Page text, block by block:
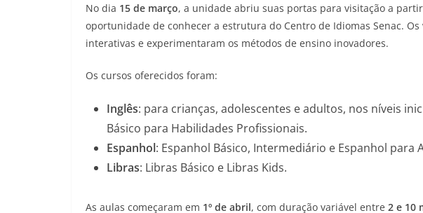
No dia 15 de março, a unidade abriu suas portas para visitação a
oportunidade de conhecer a estrutura do Centro de Idiomas Senac.
interativas e experimentaram os métodos de ensino inovadores.
Os cursos oferecidos foram:
Inglês: para crianças, adolescentes e adultos, nos níveis
Básico para Habilidades Profissionais.
Espanhol: Espanhol Básico, Intermediário e Espanhol para
Libras: Libras Básico e Libras Kids.
As aulas começaram em 1º de abril, com duração variável entre 2 e 10